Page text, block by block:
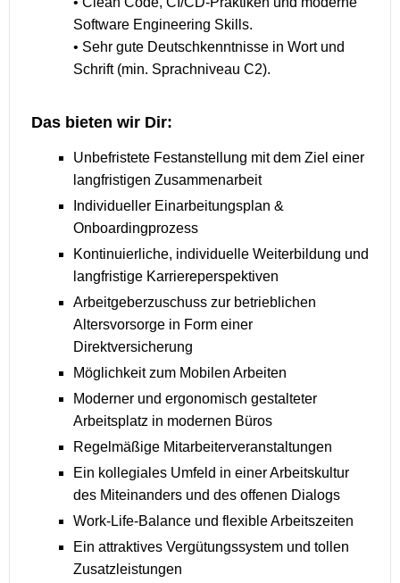
Software Engineering Skills.
• Sehr gute Deutschkenntnisse in Wort und
Schrift (min. Sprachniveau C2).
Das bieten wir Dir:
Unbefristete Festanstellung mit dem Ziel einer
langfristigen Zusammenarbeit
Individueller Einarbeitungsplan &
Onboardingprozess
Kontinuierliche, individuelle Weiterbildung und
langfristige Karriereperspektiven
Arbeitgeberzuschuss zur betrieblichen
Altersvorsorge in Form einer
Direktversicherung
Möglichkeit zum Mobilen Arbeiten
Moderner und ergonomisch gestalteter
Arbeitsplatz in modernen Büros
Regelmäßige Mitarbeiterveranstaltungen
Ein kollegiales Umfeld in einer Arbeitskultur
des Miteinanders und des offenen Dialogs
Work-Life-Balance und flexible Arbeitszeiten
Ein attraktives Vergütungssystem und tollen
Zusatzleistungen